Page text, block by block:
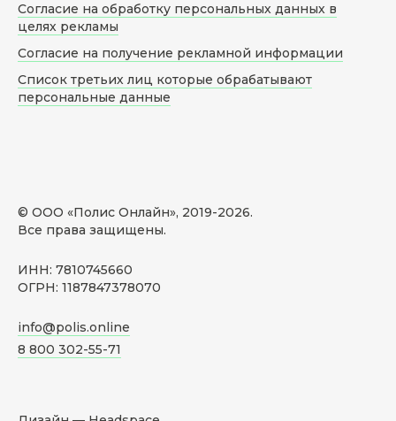
© ООО «Полис Онлайн», 2019-2026.
Все права защищены.
ИНН: 7810745660
ОГРН: 1187847378070
info@polis.online
8 800 302-55-71
Согласие на обработку персональных данных в
целях рекламы
Согласие на получение рекламной информации
Список третьих лиц которые обрабатывают
персональные данные